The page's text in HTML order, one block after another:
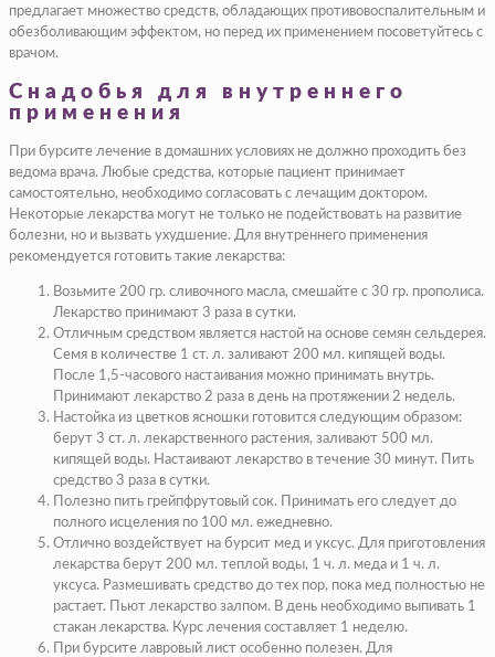
предлагает множество средств, обладающих противовоспалительным и
обезболивающим эффектом, но перед их применением посоветуйтесь с
врачом.
Снадобья для внутреннего
применения
При бурсите лечение в домашних условиях не должно проходить без
ведома врача. Любые средства, которые пациент принимает
самостоятельно, необходимо согласовать с лечащим доктором.
Некоторые лекарства могут не только не подействовать на развитие
болезни, но и вызвать ухудшение. Для внутреннего применения
рекомендуется готовить такие лекарства:
Возьмите 200 гр. сливочного масла, смешайте с 30 гр. прополиса.
Лекарство принимают 3 раза в сутки.
Отличным средством является настой на основе семян сельдерея.
Семя в количестве 1 ст. л. заливают 200 мл. кипящей воды.
После 1,5-часового настаивания можно принимать внутрь.
Принимают лекарство 2 раза в день на протяжении 2 недель.
Настойка из цветков ясношки готовится следующим образом:
берут 3 ст. л. лекарственного растения, заливают 500 мл.
кипящей воды. Настаивают лекарство в течение 30 минут. Пить
средство 3 раза в сутки.
Полезно пить грейпфрутовый сок. Принимать его следует до
полного исцеления по 100 мл. ежедневно.
Отлично воздействует на бурсит мед и уксус. Для приготовления
лекарства берут 200 мл. теплой воды, 1 ч. л. меда и 1 ч. л.
уксуса. Размешивать средство до тех пор, пока мед полностью не
растает. Пьют лекарство залпом. В день необходимо выпивать 1
стакан лекарства. Курс лечения составляет 1 неделю.
При бурсите лавровый лист особенно полезен. Для